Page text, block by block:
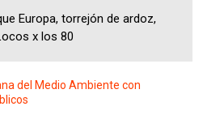
Europa, torrejón de ardoz,
x los 80
del Medio Ambiente con